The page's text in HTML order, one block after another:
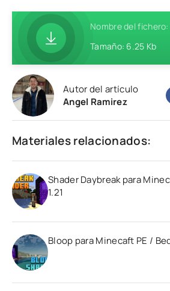
Tamaño: 6.25 Kb
Autor del artículo
Angel Ramirez
Materiales relacionados:
Shader Daybreak para
1.21
Bloop para Minecaft PE /